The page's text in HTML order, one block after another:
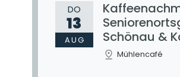
DO
13
AUG
Schönau &
Mühlencafé